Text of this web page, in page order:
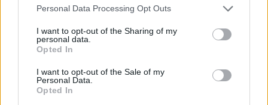
Please note that this website/app uses one or more Google
not limited to your visit or usage behaviour. You may click to
grant or deny consent to Google and its third-party tags to
use your data for below specified purposes in below Google
consent section.
Personal Data Processing Opt Outs
I want to opt-out of the Sharing of my
personal data.
Opted In
I want to opt-out of the Sale of my
Personal Data.
Opted In
10. A munkatársam így szólt hozzám hétfő reggel: